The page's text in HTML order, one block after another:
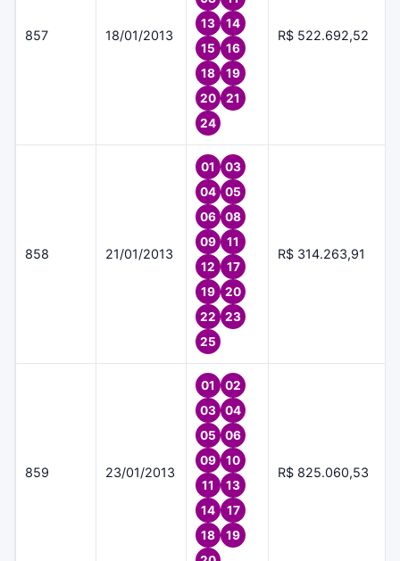
857 18/01/2013
13
14
15
16
18
19
20
21
24
R$ 522.692,52
858 21/01/2013
01
03
04
05
06
08
09
11
12
17
19
20
22
23
25
R$ 314.263,91
859 23/01/2013
01
02
03
04
05
06
09
10
11
13
14
17
18
19
R$ 825.060,53